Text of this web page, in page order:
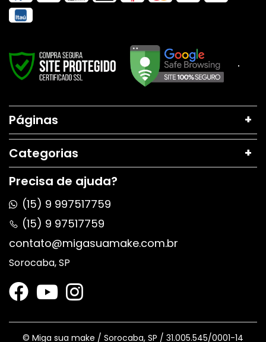
Precisa de ajuda?
(15) 9 997517759
(15) 9 97517759
contato@migasuamake.com.br
Sorocaba, SP
Páginas
Categorias
© Miga sua make / Sorocaba, SP / 31.005.545/0001-14